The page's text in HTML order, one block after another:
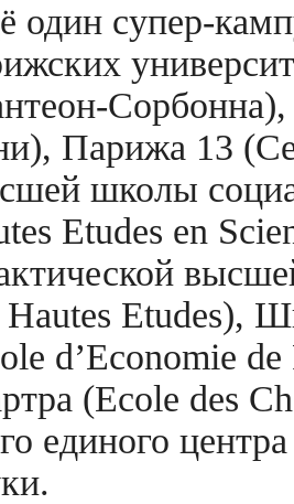
один супер-
Сорбонна),
Парижа 13
школы
Etudes en
Hautes Etudes),
d’Economie
(Ecole des
единого